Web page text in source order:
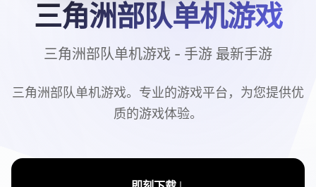
三角洲部队单机游戏
三角洲部队单机游戏 - 手游 最新手游
三角洲部队单机游戏。专业的游戏平台，为您提供优
质的游戏体验。